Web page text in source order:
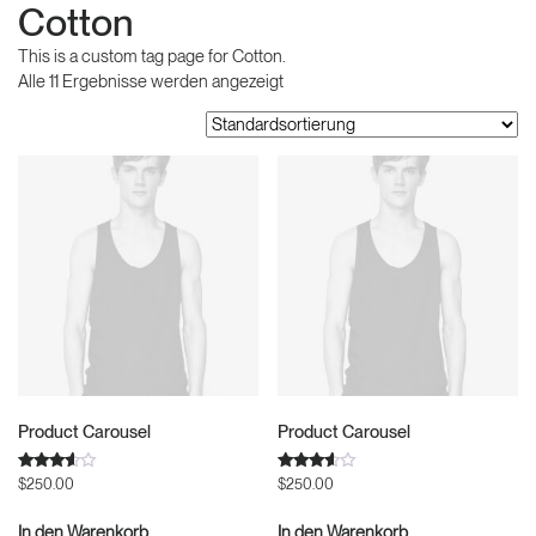
Cotton
This is a custom tag page for Cotton.
Alle 11 Ergebnisse werden angezeigt
Product Carousel
Bewertet
mit
von 5
$250.00
Product Carousel
Bewertet
mit
von 5
$250.00